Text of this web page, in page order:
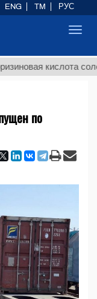
кислота
по
ENG TM РУС